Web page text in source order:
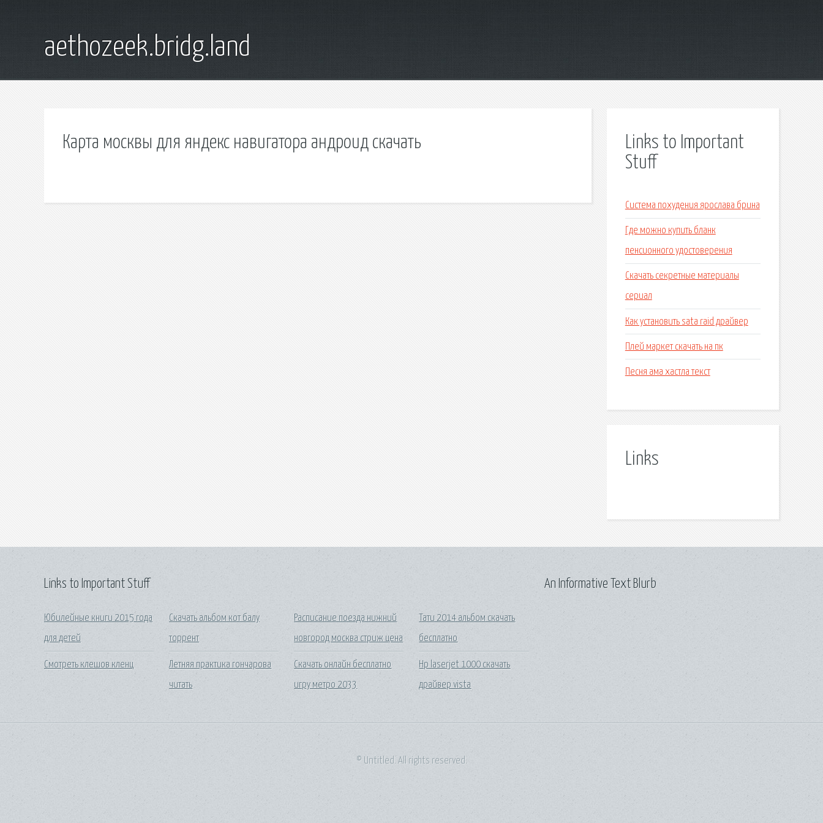
aethozeek.bridg.land
Карта москвы для яндекс навигатора андроид скачать
Links to Important
Stuff
Система похудения ярослава брина
Где можно купить бланк
пенсионного удостоверения
Скачать секретные материалы
сериал
Как установить sata raid драйвер
Плей маркет скачать на пк
Песня ама хастла текст
Links
Links to Important Stuff
Юбилейные книги 2015 года
для детей
Смотреть клешов кленц
Скачать альбом кот балу
торрент
Летняя практика гончарова
читать
Расписание поезда нижний
новгород москва стриж цена
Скачать онлайн бесплатно
игру метро 2033
Тати 2014 альбом скачать
бесплатно
Hp laserjet 1000 скачать
драйвер vista
An Informative Text Blurb
© Untitled. All rights reserved.